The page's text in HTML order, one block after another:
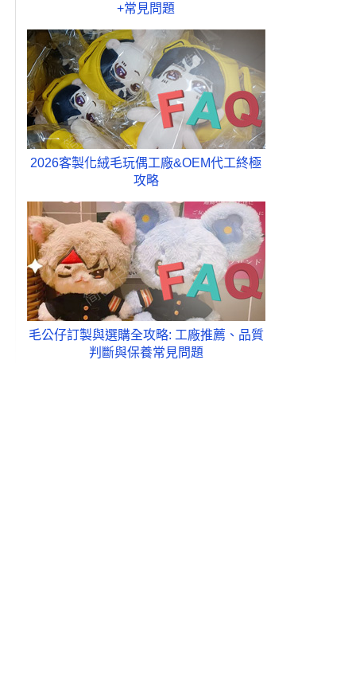
+常見問題
2026客製化絨毛玩偶工廠&OEM代工終極
攻略
毛公仔訂製與選購全攻略: 工廠推薦、品質
判斷與保養常見問題